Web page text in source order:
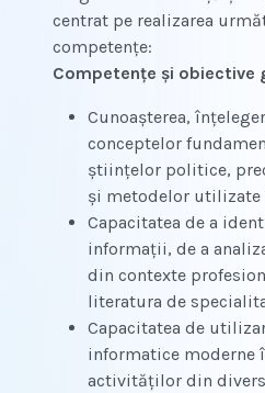
centrat pe realizarea
competenţe:
Competenţe şi obiective
Cunoaşterea,
conceptelor
ştiinţelor politice,
şi metodelor
Capacitatea de a
informaţii, de a
din contexte
literatura de
Capacitatea de
informatice moderne
activităţilor din